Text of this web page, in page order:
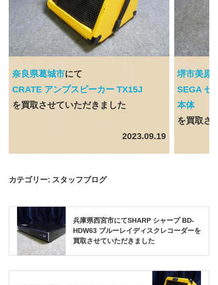
奈良県葛城市にて
CRATE アンプスピーカー TX15J
を買取させていただきました
2023.09.19
堺市美原
SEGA セ
本体
を買取さ
カテゴリー: スタッフブログ
兵庫県西宮市にてSHARP シャープ BD-
HDW63 ブルーレイディスクレコーダーを
買取させていただきました